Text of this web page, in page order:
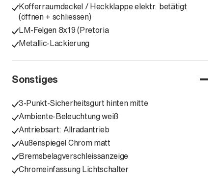
Kofferraumdeckel / Heckklappe elektr. betätigt
(öffnen + schliessen)
LM-Felgen 8x19 (Pretoria
Metallic-Lackierung
Sonstiges
3-Punkt-Sicherheitsgurt hinten mitte
Ambiente-Beleuchtung weiß
Antriebsart: Allradantrieb
Außenspiegel Chrom matt
Bremsbelagverschleissanzeige
Chromeinfassung Lichtschalter